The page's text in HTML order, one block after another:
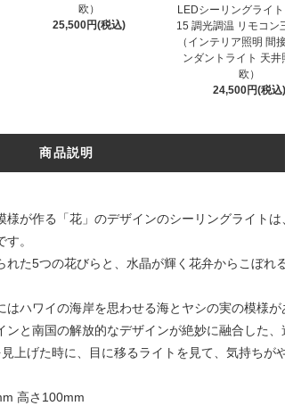
欧）
25,500円(税込)
LEDシーリングライ
15 調光調温 リモコン
（インテリア照明 間
ンダントライト 天井
欧）
24,500円(税込)
商品説明
様が作る「花」のデザインのシーリングライト
。
れた5つの花びらと、水晶が輝く花弁からこぼ
はハワイの海岸を思わせる海とヤシの実の模様が
と南国の解放的なデザインが絶妙に融合した、
上げた時に、目に移るライトを見て、気持ちが
高さ100mm